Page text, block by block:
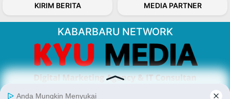
KIRIM BERITA MEDIA PARTNER
KABARBARU NETWORK
About Our Kabarbaru.co